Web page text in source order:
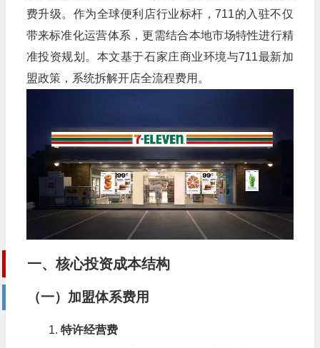
费升级。作为全球便利店行业标杆，711的入驻不仅
带来标准化运营体系，更需结合本地市场特性进行精
准投资规划。本文基于石家庄商业环境与711最新加
盟政策，系统拆解开店全流程费用。
一、核心投资成本结构
（一）加盟体系费用
特许经营费